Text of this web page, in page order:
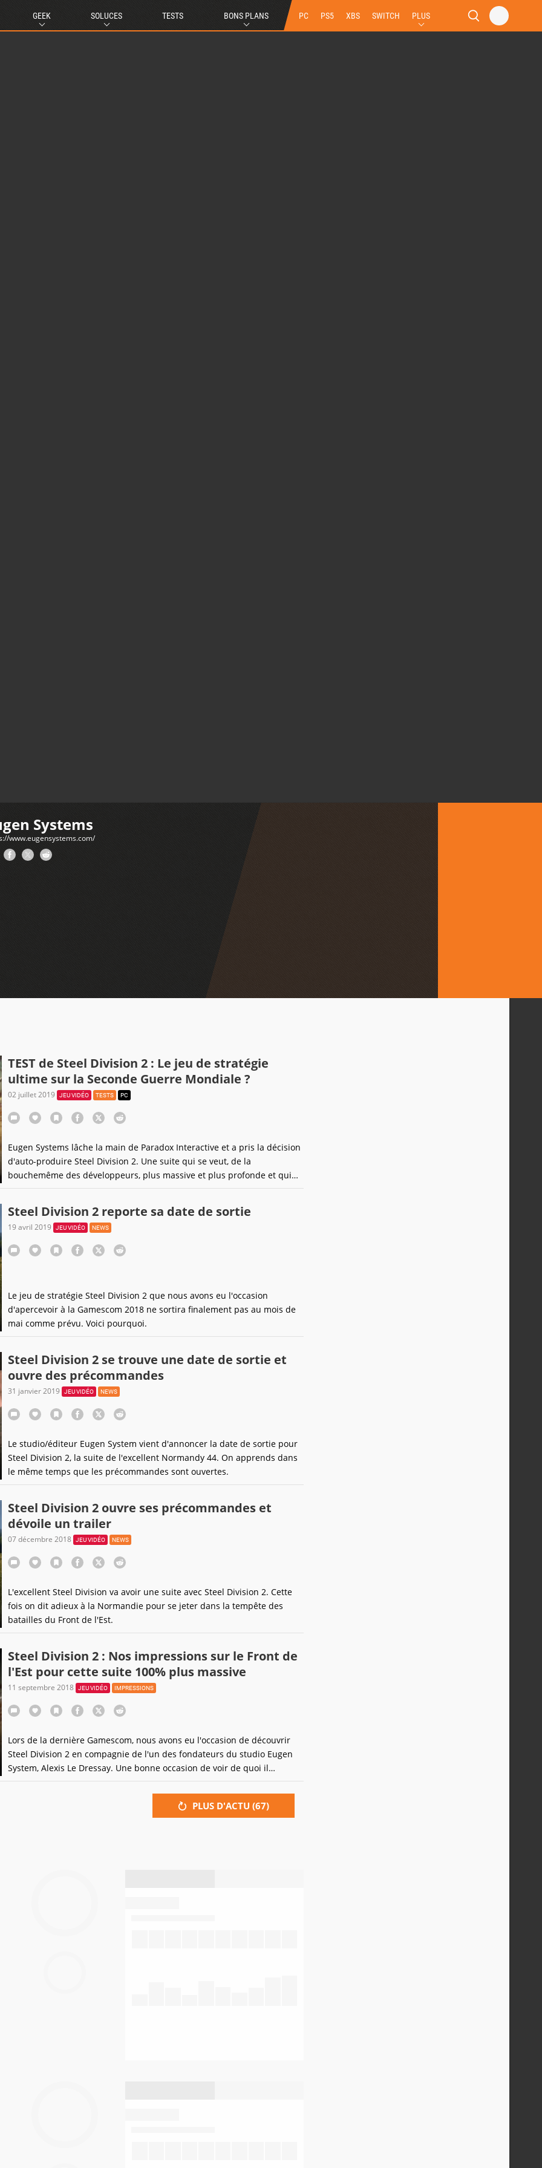
GEEK SOLUCES TESTS BONS PLANS PC PS5 XBS SWITCH PLUS
Systems
www.eugensystems.com/
TEST de Steel Division 2 : Le jeu de stratégie
ultime sur la Seconde Guerre Mondiale ?
02 juillet 2019 JEU VIDÉO TESTS PC
Eugen Systems lâche la main de Paradox Interactive et a pris la décision
d'auto-produire Steel Division 2. Une suite qui se veut, de la
bouchemême des développeurs, plus massive et plus profonde et qui
souhaite gommer les défauts du précédent.
Steel Division 2 reporte sa date de sortie
19 avril 2019 JEU VIDÉO NEWS
Le jeu de stratégie Steel Division 2 que nous avons eu l'occasion
d'apercevoir à la Gamescom 2018 ne sortira finalement pas au mois de
mai comme prévu. Voici pourquoi.
Steel Division 2 se trouve une date de sortie et
ouvre des précommandes
31 janvier 2019 JEU VIDÉO NEWS
Le studio/éditeur Eugen System vient d'annoncer la date de sortie pour
Steel Division 2, la suite de l'excellent Normandy 44. On apprends dans
le même temps que les précommandes sont ouvertes.
Steel Division 2 ouvre ses précommandes et
dévoile un trailer
07 décembre 2018 JEU VIDÉO NEWS
L'excellent Steel Division va avoir une suite avec Steel Division 2. Cette
fois on dit adieux à la Normandie pour se jeter dans la tempête des
batailles du Front de l'Est.
Steel Division 2 : Nos impressions sur le Front de
l'Est pour cette suite 100% plus massive
11 septembre 2018 JEU VIDÉO IMPRESSIONS
Lors de la dernière Gamescom, nous avons eu l'occasion de découvrir
Steel Division 2 en compagnie de l'un des fondateurs du studio Eugen
System, Alexis Le Dressay. Une bonne occasion de voir de quoi il
retourne pour la suite du jeu de stratégie sortie en mai 2017 et qui avait
reçu alors le Gameblog Awards du meilleur jeu de stratégie de l'année.
Cette fois nulle question de bocage Normand dePLUS D'ACTU (67)